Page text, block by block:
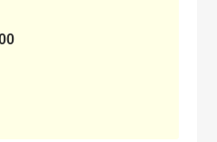
愛知県 美浜町